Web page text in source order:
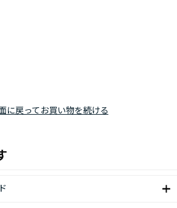
に戻ってお買い物を続ける